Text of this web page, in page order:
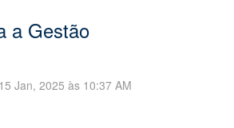
a Gestão
Jan, 2025 às 10:37 AM